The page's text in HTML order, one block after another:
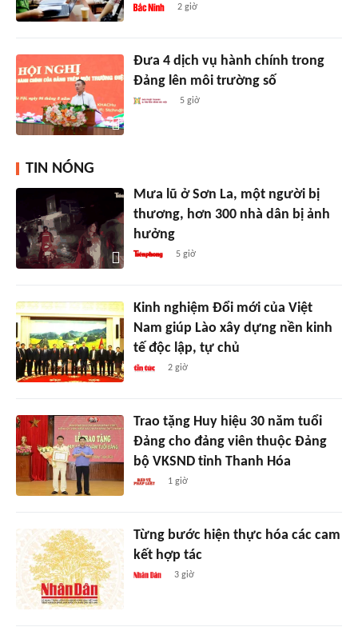
2 giờ
Đưa 4 dịch vụ hành chính trong
Đảng lên môi trường số
5 giờ
TIN NÓNG
Mưa lũ ở Sơn La, một người bị
thương, hơn 300 nhà dân bị ảnh
hưởng
5 giờ
Kinh nghiệm Đổi mới của Việt
Nam giúp Lào xây dựng nền kinh
tế độc lập, tự chủ
2 giờ
Trao tặng Huy hiệu 30 năm tuổi
Đảng cho đảng viên thuộc Đảng
bộ VKSND tỉnh Thanh Hóa
1 giờ
Từng bước hiện thực hóa các cam
kết hợp tác
3 giờ